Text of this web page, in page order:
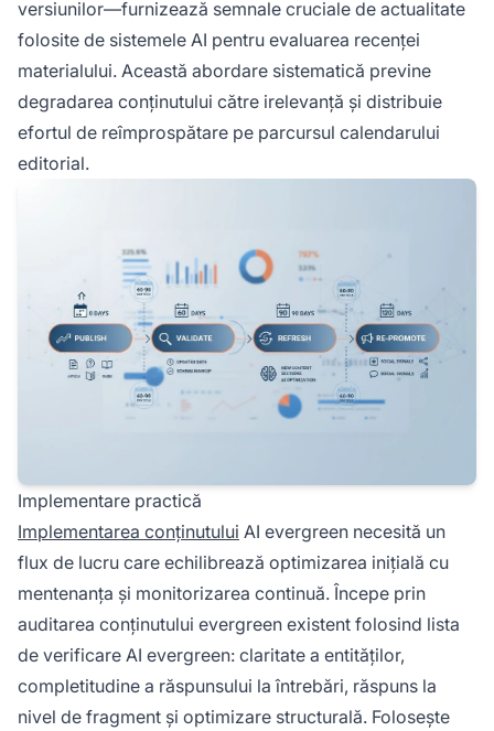
versiunilor—furnizează semnale cruciale de actualitate
folosite de sistemele AI pentru evaluarea recenței
materialului. Această abordare sistematică previne
degradarea conținutului către irelevanță și distribuie
efortul de reîmprospătare pe parcursul calendarului
editorial.
Implementare practică
Implementarea conținutului AI evergreen necesită un
flux de lucru care echilibrează optimizarea inițială cu
mentenanța și monitorizarea continuă. Începe prin
auditarea conținutului evergreen existent folosind lista
de verificare AI evergreen: claritate a entităților,
completitudine a răspunsului la întrebări, răspuns la
nivel de fragment și optimizare structurală. Folosește